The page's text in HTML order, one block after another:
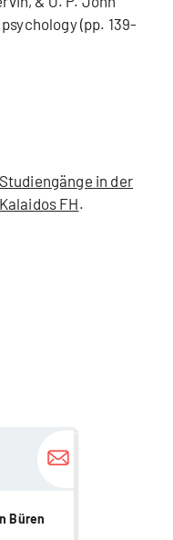
(pp. 139-
Studiengänge in der
FH.
Büren
more...